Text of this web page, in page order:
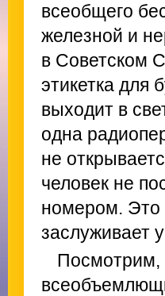
всеобщего
железной и
в Советском
этикетка для
выходит в
одна
не
человек не
номером. Это
заслуживает
Посмотрим,